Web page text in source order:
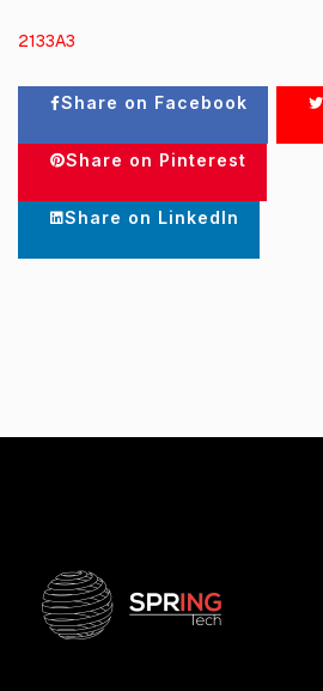
2133A3
Share on Facebook
Share on Pinterest
Share on LinkedIn